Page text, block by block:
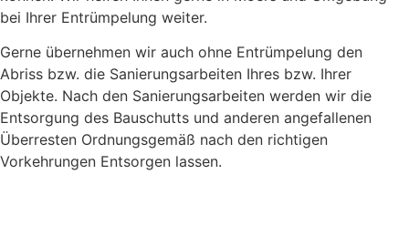
bei Ihrer Entrümpelung weiter.
Gerne übernehmen wir auch ohne Entrümpelung den
Abriss bzw. die Sanierungsarbeiten Ihres bzw. Ihrer
Objekte. Nach den Sanierungsarbeiten werden wir die
Entsorgung des Bauschutts und anderen angefallenen
Überresten Ordnungsgemäß nach den richtigen
Vorkehrungen Entsorgen lassen.